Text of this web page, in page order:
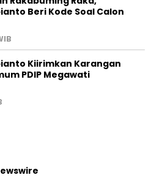
Beri Kode Soal Calon
Kiirimkan Karangan
PDIP Megawati